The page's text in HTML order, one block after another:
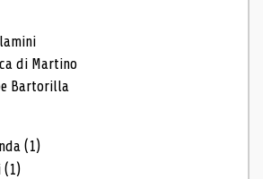
di Martino
Bartorilla
(1)
(1)